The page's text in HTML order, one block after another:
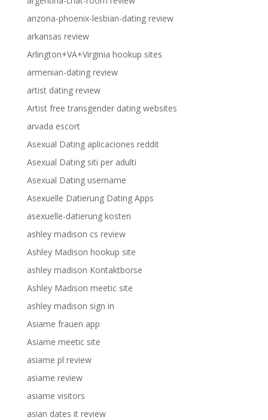
arizona-phoenix-lesbian-dating review
arkansas review
Arlington+VA+Virginia hookup sites
armenian-dating review
artist dating review
Artist free transgender dating websites
arvada escort
Asexual Dating aplicaciones reddit
Asexual Dating siti per adulti
Asexual Dating username
Asexuelle Datierung Dating Apps
asexuelle-datierung kosten
ashley madison cs review
Ashley Madison hookup site
ashley madison Kontaktborse
Ashley Madison meetic site
ashley madison sign in
Asiame frauen app
Asiame meetic site
asiame pl review
asiame review
asiame visitors
asian dates it review